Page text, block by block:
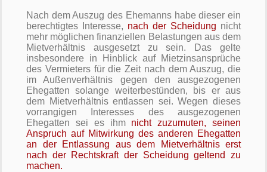
Nach dem Auszug des Ehemanns habe dieser ein
berechtigtes Interesse, nach der Scheidung nicht
mehr möglichen finanziellen Belastungen aus dem
Mietverhältnis ausgesetzt zu sein. Das gelte
insbesondere in Hinblick auf Mietzinsansprüche
des Vermieters für die Zeit nach dem Auszug, die
im Außenverhältnis gegen den ausgezogenen
Ehegatten solange weiterbestünden, bis er aus
dem Mietverhältnis entlassen sei. Wegen dieses
vorrangigen Interesses des ausgezogenen
Ehegatten sei es ihm nicht zuzumuten, seinen
Anspruch auf Mitwirkung des anderen Ehegatten
an der Entlassung aus dem Mietverhältnis erst
nach der Rechtskraft der Scheidung geltend zu
machen.